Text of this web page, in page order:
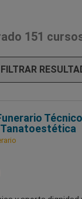
151
FILTRAR